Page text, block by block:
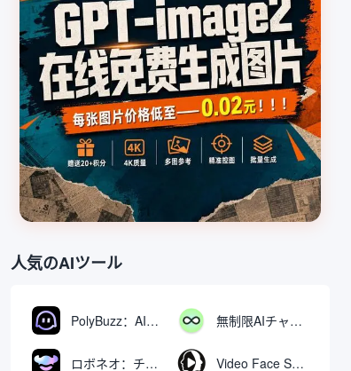
人気のAIツール
PolyBuzz：AIキャラクターと交流できる無料チャット＆ロールプレイングプラットフォーム 無制限AIチャット：無料無制限AIチャットツール
ロボネオ：チャットで動画や画像を生成・編集するAIツール Video Face Swap